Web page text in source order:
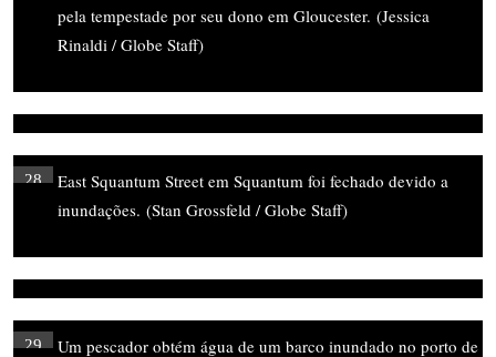
pela tempestade por seu dono em Gloucester. (Jessica
Rinaldi / Globe Staff)
28
East Squantum Street em Squantum foi fechado devido a
inundações. (Stan Grossfeld / Globe Staff)
29 Um pescador obtém água de um barco inundado no porto de